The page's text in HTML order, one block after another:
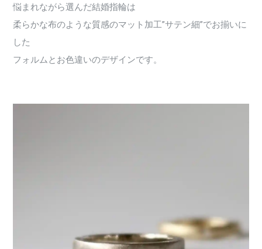
悩まれながら選んだ結婚指輪は
柔らかな布のような質感のマット加工”サテン細”でお揃いに
した
フォルムとお色違いのデザインです。